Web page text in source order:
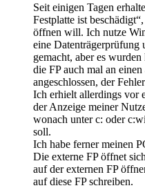
Seit einigen Tagen
Festplatte ist
öffnen will. Ich nutze
eine Datenträgerprüfung
gemacht, aber es
die FP auch mal an
angeschlossen, der
Ich erhielt allerdings vor
der Anzeige meiner
wonach unter c: oder
soll.
Ich habe ferner meinen
Die externe FP öffnet
auf der externen FP
auf diese FP schreiben.